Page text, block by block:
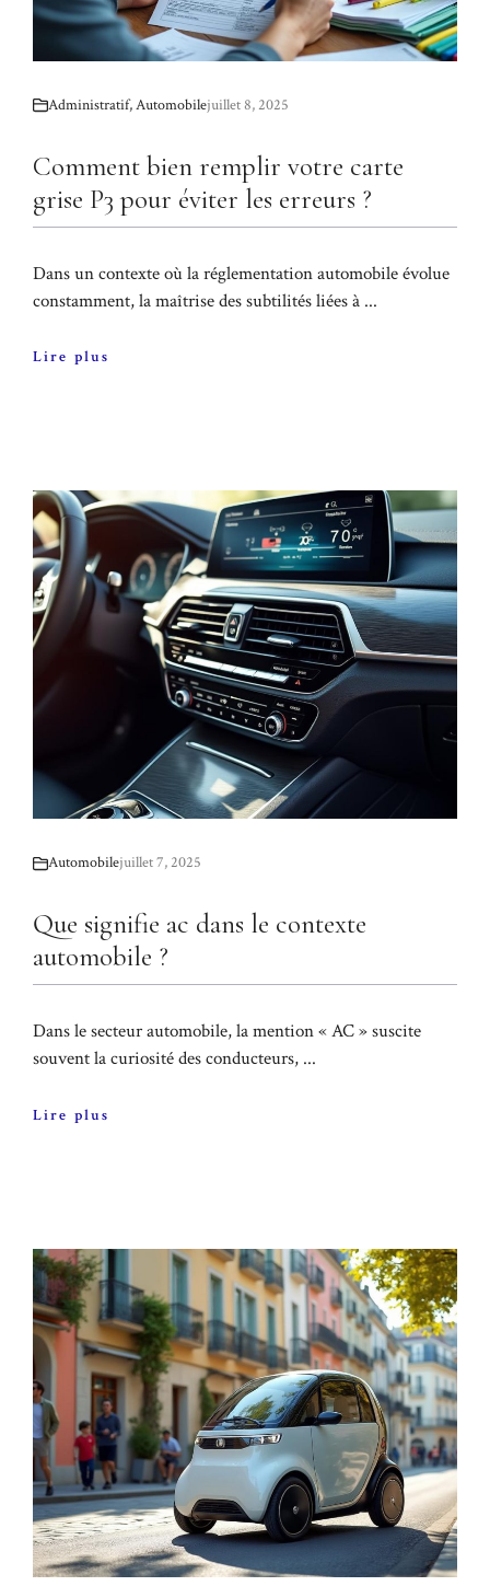
Administratif,Automobilejuillet 8, 2025
Comment bien remplir votre carte
grise P3 pour éviter les erreurs ?
Dans un contexte où la réglementation automobile évolue
constamment, la maîtrise des subtilités liées à ...
Lire plus
Automobilejuillet 7, 2025
Que signifie ac dans le contexte
automobile ?
Dans le secteur automobile, la mention « AC » suscite
souvent la curiosité des conducteurs, ...
Lire plus